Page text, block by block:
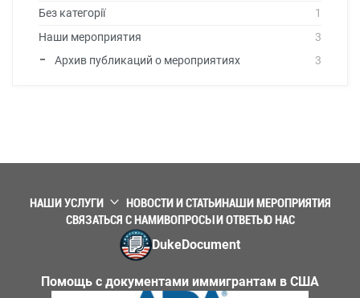
Без категорії
1
Наши мероприятия
3
Архив публикаций о мероприятиях
3
НАШИ УСЛУГИ НОВОСТИ И СТАТЬИ НАШИ МЕРОПРИЯТИЯ
СВЯЗАТЬСЯ С НАМИ ВОПРОСЫ И ОТВЕТЫ О НАС
DukeDocument
Помощь с документами иммигрантам в США